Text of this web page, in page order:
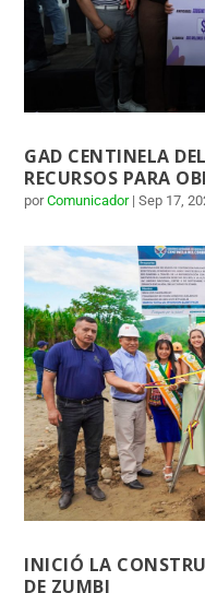
GAD CENTINELA
RECURSOS PARA
porComunicador|Sep 17,
INICIÓ LA
DE ZUMBI